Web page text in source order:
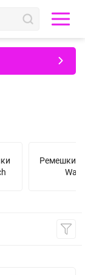
Ремешки